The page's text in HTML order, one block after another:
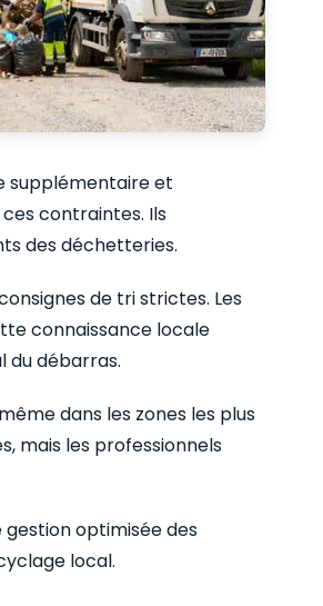
supplémentaire et
contraintes. Ils
des déchetteries.
de tri strictes. Les
connaissance locale
du débarras.
dans les zones les plus
mais les professionnels
optimisée des
local.